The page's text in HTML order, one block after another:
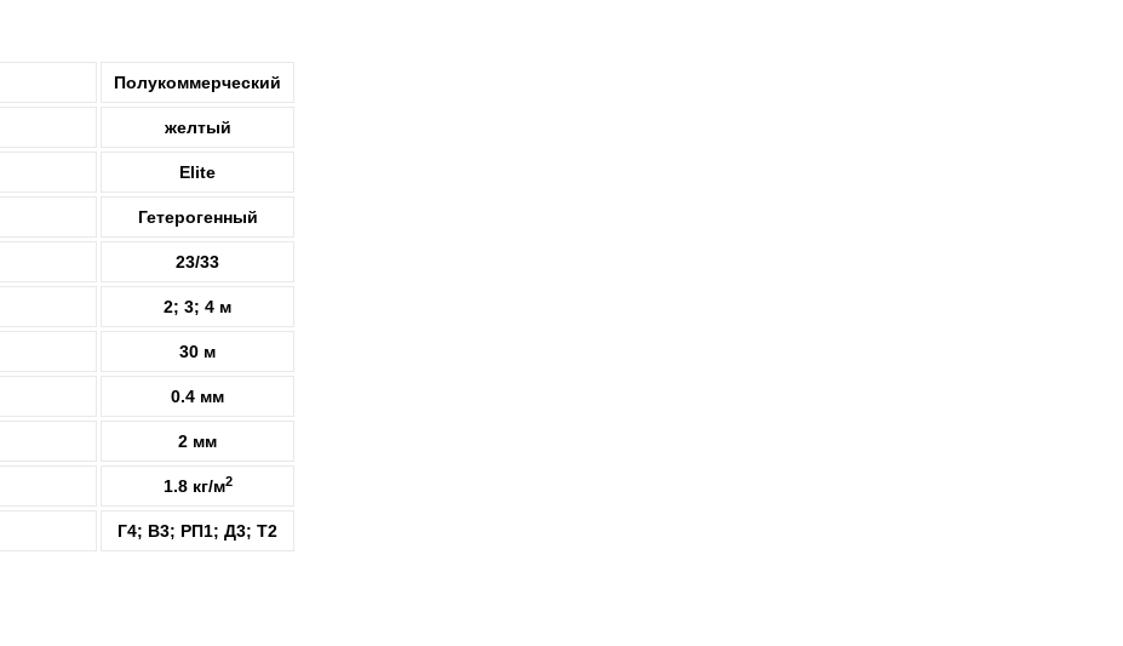
Полукоммерческий
желтый
Elite
Гетерогенный
23/33
2; 3; 4 м
30 м
0.4 мм
2 мм
1.8 кг/м2
Г4; В3; РП1; Д3; Т2